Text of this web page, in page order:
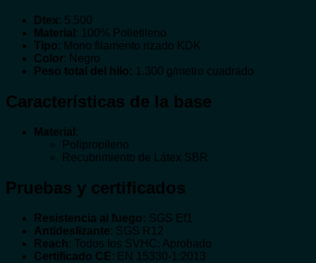
Dtex: 5.500
Material : 100% Polietileno
Tipo: Mono filamento rizado KDK
Color: Negro
Peso total del hilo: 1.300 g/metro cuadrado
Características de la base
Material :
Polipropileno
Recubrimiento de Látex SBR
Pruebas y certificados
Resistencia al fuego: SGS Ef1
Antideslizante: SGS R12
Reach: Todos los SVHC: Aprobado
Certificado CE: EN 15330-1:2013